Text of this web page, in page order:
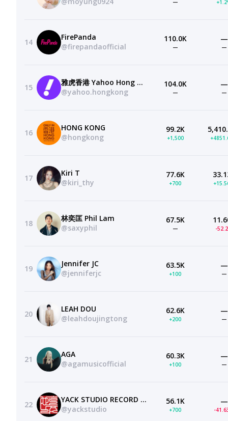
—
14
FirePanda
@firepandaofficial
110.0K
—
—
—
15
雅虎香港 Yahoo Hong Kong
@yahoo.hongkong
104.0K
—
—
—
16
HONG KONG
@hongkong
99.2K
+1,500
17
Kiri T
@kiri_thy
77.6K
+700
18
林奕匡 Phil Lam
@saxyphil
67.5K
— -
19
Jennifer JC
@jenniferjc
63.5K
+100
—
—
20
LEAH DOU
@leahdoujingtong
62.6K
+200
—
—
21
AGA
@agamusicofficial
60.3K
+100
—
—
22
YACK STUDIO RECORD LIMITED
@yackstudio
56.1K
+700
—
-